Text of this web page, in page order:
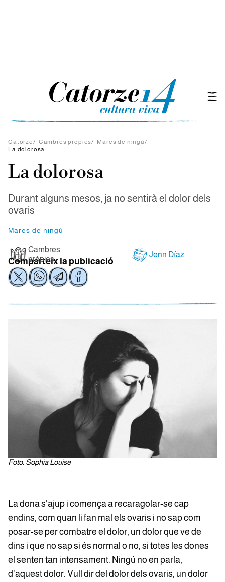
Catorze/ Cambres pròpies/ Mares de ningú/
La dolorosa
La dolorosa
Durant alguns mesos, ja no sentirà el dolor dels
ovaris
Mares de ningú
Cambres
pròpies
Jenn Díaz
Comparteix la publicació
Foto: Sophia Louise
La dona s'ajup i comença a recaragolar-se cap
endins, com quan li fan mal els ovaris i no sap com
posar-se per combatre el dolor, un dolor que ve de
dins i que no sap si és normal o no, si totes les dones
el senten tan intensament. Ningú no en parla,
d'aquest dolor. Vull dir del dolor dels ovaris, un dolor